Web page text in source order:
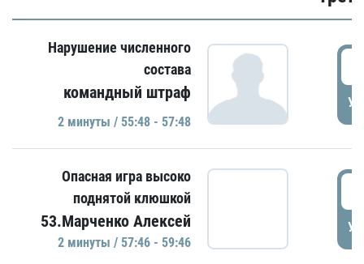
Нарушение численного
состава
командный штраф
2 минуты / 55:48 - 57:48
Опасная игра высоко
поднятой клюшкой
53.Марченко Алексей
2 минуты / 57:46 - 59:46